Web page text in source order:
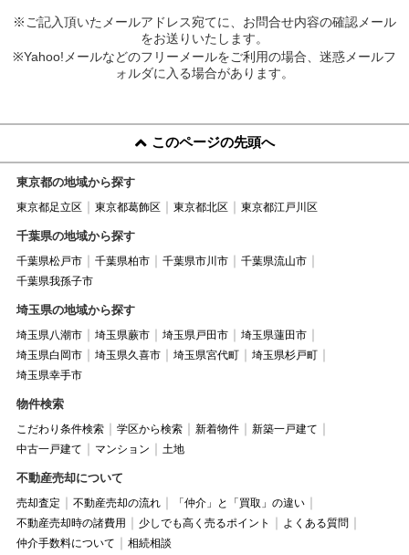
※ご記入頂いたメールアドレス宛てに、お問合せ内容の確認メール
をお送りいたします。
※Yahoo!メールなどのフリーメールをご利用の場合、迷惑メールフ
ォルダに入る場合があります。
このページの先頭へ
東京都の地域から探す
東京都足立区 東京都葛飾区 東京都北区 東京都江戸川区
千葉県の地域から探す
千葉県松戸市 千葉県柏市 千葉県市川市
千葉県流山市
千葉県我孫子市
埼玉県の地域から探す
埼玉県八潮市 埼玉県蕨市 埼玉県戸田市
埼玉県蓮田市
埼玉県白岡市
埼玉県久喜市 埼玉県宮代町
埼玉県杉戸町
埼玉県幸手市
物件検索
こだわり条件検索 学区から検索 新着物件
新築一戸建て
中古一戸建て
マンション 土地
不動産売却について
売却査定 不動産売却の流れ
「仲介」と「買取」の違い
不動産売却時の諸費用
少しでも高く売るポイント
よくある質問
仲介手数料について
相続相談